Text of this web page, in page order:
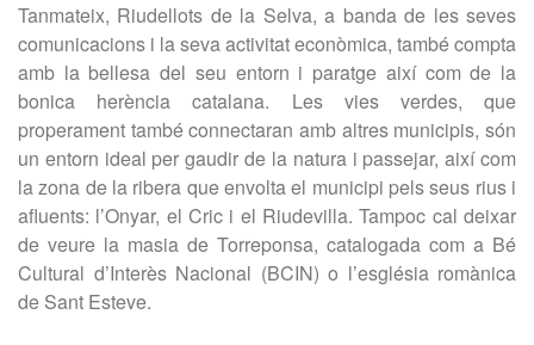
Tanmateix, Riudellots de la Selva, a banda de les seves
comunicacions i la seva activitat econòmica, també compta
amb la bellesa del seu entorn i paratge així com de la
bonica herència catalana. Les vies verdes, que
properament també connectaran amb altres municipis, són
un entorn ideal per gaudir de la natura i passejar, així com
la zona de la ribera que envolta el municipi pels seus rius i
afluents: l’Onyar, el Cric i el Riudevilla. Tampoc cal deixar
de veure la masia de Torreponsa, catalogada com a Bé
Cultural d’Interès Nacional (BCIN) o l’església romànica
de Sant Esteve.